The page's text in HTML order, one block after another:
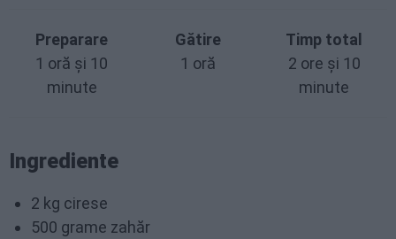
Preparare
1 oră și 10
minute
Gătire
1 oră
Timp total
2 ore și 10
minute
Ingrediente
2 kg cirese
500 grame zahăr